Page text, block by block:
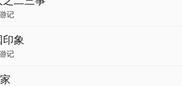
记
印象
记